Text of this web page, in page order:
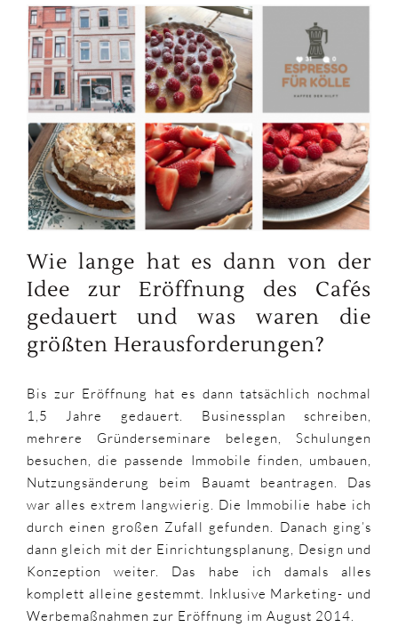
Wie lange hat es dann von der
Idee zur Eröffnung des Cafés
gedauert und was waren die
größten Herausforderungen?
Bis zur Eröffnung hat es dann tatsächlich nochmal
1,5 Jahre gedauert. Businessplan schreiben,
mehrere Gründerseminare belegen, Schulungen
besuchen, die passende Immobile finden, umbauen,
Nutzungsänderung beim Bauamt beantragen. Das
war alles extrem langwierig. Die Immobilie habe ich
durch einen großen Zufall gefunden. Danach ging’s
dann gleich mit der Einrichtungsplanung, Design und
Konzeption weiter. Das habe ich damals alles
komplett alleine gestemmt. Inklusive Marketing- und
Werbemaßnahmen zur Eröffnung im August 2014.